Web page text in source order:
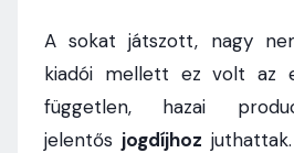
A sokat játszott, nagy
kiadói mellett ez volt az
független, hazai
jelentős jogdíjhoz